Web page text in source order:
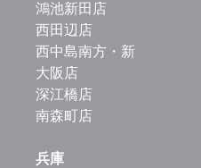
鴻池新田店
西田辺店
西中島南方・新
大阪店
深江橋店
南森町店
兵庫